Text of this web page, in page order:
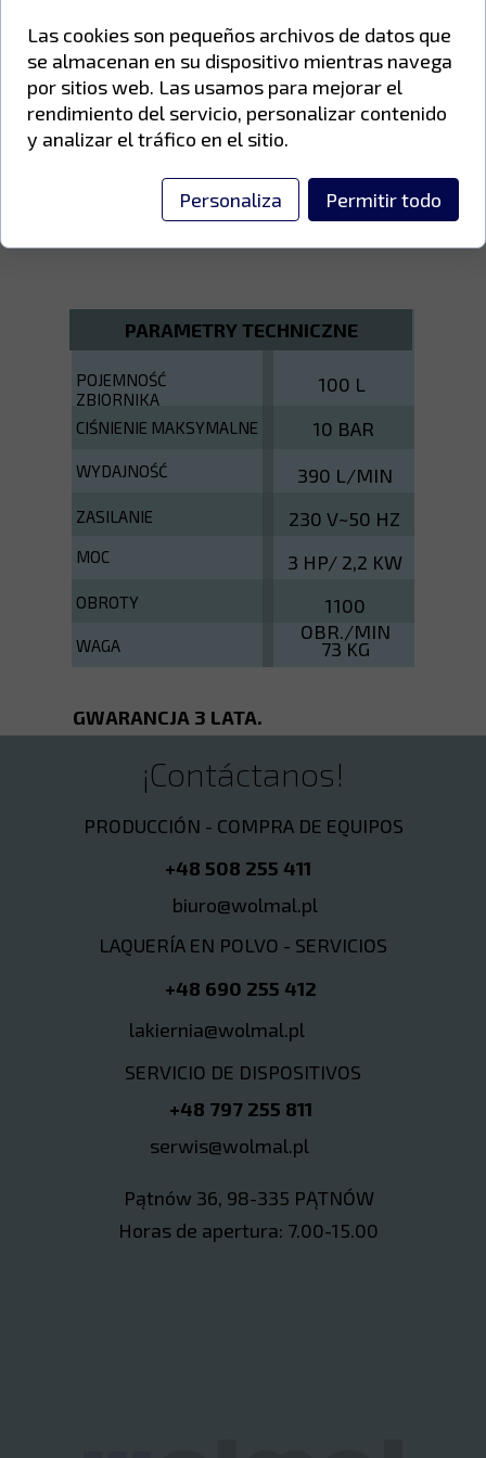
1-stopniowy kompresor z napędem
pasowym. Skonstruowany tak, aby
zapewnić niezawodność i długi okres
eksploatacji dzięki niższej prędkości
obrotowej pompy. Stanowi doskonałe
hobbystów, rzemieślników,
profesjonalistów i małych firm.
73 KG
1100
OBR./MIN
3 HP/ 2,2 KW
230 V~50 HZ
390 L/MIN
10 BAR
WAGA
OBROTY
MOC
ZASILANIE
CIŚNIENIE MAKSYMALNE
PARAMETRY TECHNICZNE
WYDAJNOŚĆ
100 L
POJEMNOŚĆ
ZBIORNIKA
GWARANCJA 3 LATA.
Pątnów 36, 98-335 PĄTNÓW
Horas de apertura: 7.00-15.00
PRODUCCIÓN - COMPRA DE EQUIPOS
+48 508 255 411
biuro@wolmal.pl
LAQUERÍA EN POLVO - SERVICIOS
+48 690 255 412
lakiernia@wolmal.pl
SERVICIO DE DISPOSITIVOS
+48 797 255 811
serwis@wolmal.pl
¡Contáctanos!
Las cookies son pequeños archivos de datos que
se almacenan en su dispositivo mientras navega
por sitios web. Las usamos para mejorar el
rendimiento del servicio, personalizar contenido
y analizar el tráfico en el sitio.
Personaliza Permitir todo